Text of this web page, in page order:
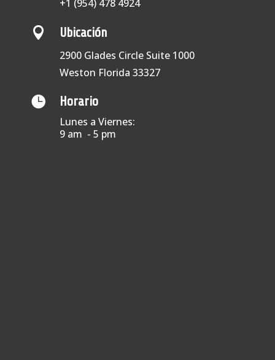
+1 (954) 478 4924
 Ubicación
2900 Glades Circle Suite 1000
Weston Florida 33327
 Horario
Lunes a Viernes:
9 am - 5 pm